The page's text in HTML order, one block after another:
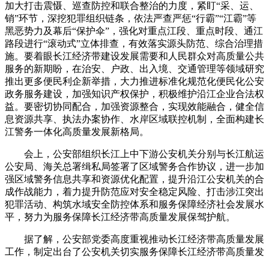
加大打击震慑、巡查防控和联合整治的力度，紧盯“采、运、
销”环节，深挖犯罪组织链条，依法严查严惩“行霸”“江霸”等
黑恶势力及幕后“保护伞”，强化对重点江段、重点时段、通江
路段进行“滚动式”立体排查，有效落实源头防范、综合治理措
施。要着眼长江经济带建设发展需要和人民群众对高质量公共
服务的新期盼，在治安、户政、出入境、交通管理等领域研究
推出更多便民利企新举措，大力推进标准化规范化便民化公安
政务服务建设，加强知识产权保护，积极维护沿江企业合法权
益。要密切协同配合，加强资源整合，实现效能融合，健全信
息资源共享、执法办案协作、水岸区域联控机制，全面构建长
江警务一体化高质量发展新格局。
会上，公安部组织长江上中下游公安机关分别与长江航运
公安局、海关总署缉私局签署了区域警务合作协议，进一步加
强区域警务信息共享和资源优化配置，提升沿江公安机关的合
成作战能力，着力提升防范应对安全稳定风险、打击涉江突出
犯罪活动、构筑水域安全防控体系和服务保障经济社会发展水
平，努力为服务保障长江经济带高质量发展保驾护航。
据了解，公安部党委高度重视推动长江经济带高质量发展
工作，制定出台了公安机关切实服务保障长江经济带高质量发